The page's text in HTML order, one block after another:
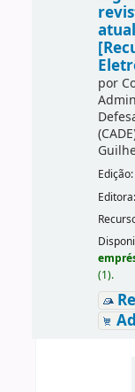
por
Edição:
Editora:
(1).